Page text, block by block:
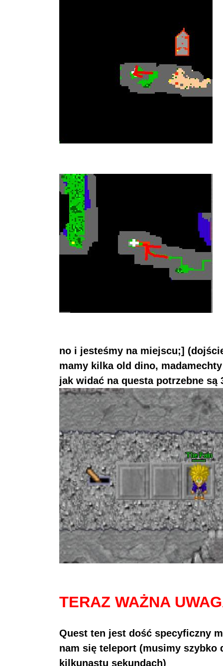
no i jesteśmy na miejscu;]
mamy kilka old dino,
jak widać na questa potrzebne są
TERAZ WAŻNA
Quest ten jest dość specyficzny
nam się teleport (musimy szybko
kilkunastu sekundach)